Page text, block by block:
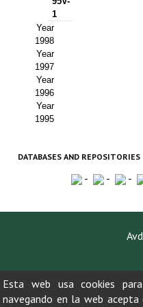
1
Year
1998
Year
1997
Year
1996
Year
1995
DATABASES AND REPOSITORIES
- - -
Esta web usa cookies
navegando en la web